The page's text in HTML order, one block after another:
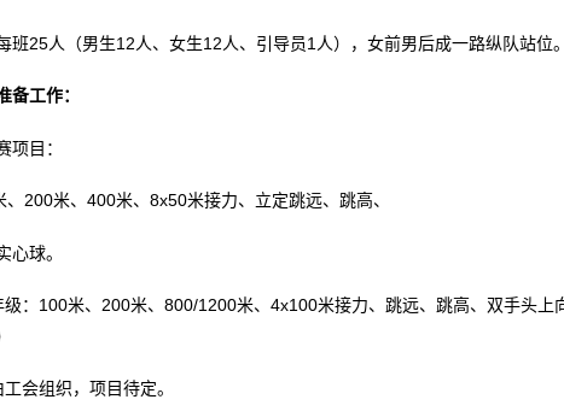
班25人（男生12人、女生12人、引导员1人），女前男后成一路纵队站位。
备工作：
项目：
200米、400米、8x50米接力、立定跳远、跳高、
心球。
级：100米、200米、800/1200米、4x100米接力、跳远、跳高、双手头上
会组织，项目待定。